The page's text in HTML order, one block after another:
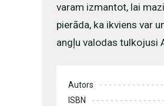
varam izmantot, lai
pierāda, ka ikviens var
angļu valodas tulkojusi
Autors
ISBN